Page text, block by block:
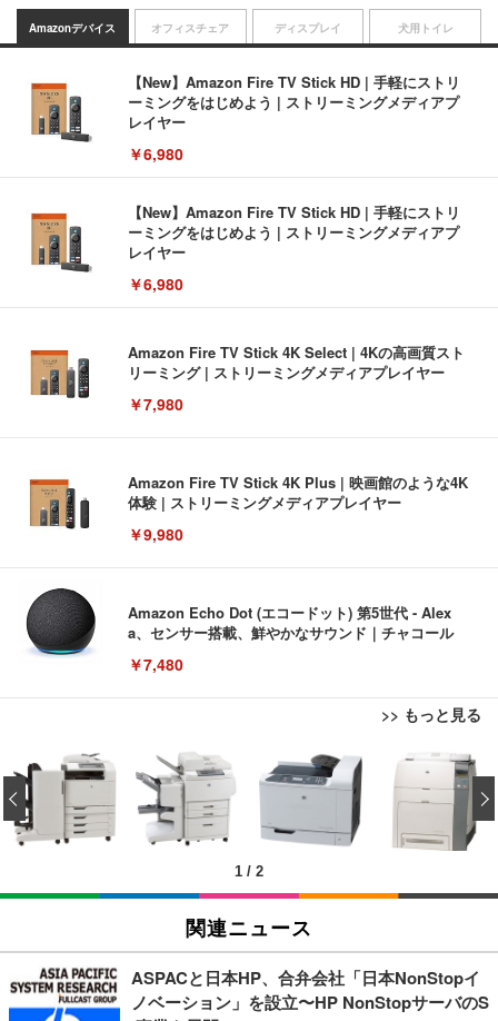
Amazonデバイス
【New】Amazon Fire TV Stick HD | 手軽にストリ
ーミングをはじめよう | ストリーミングメディアプ
レイヤー
￥6,980
【New】Amazon Fire TV Stick HD | 手軽にストリ
ーミングをはじめよう | ストリーミングメディアプ
レイヤー
￥6,980
Amazon Fire TV Stick 4K Select | 4Kの高画質スト
リーミング | ストリーミングメディアプレイヤー
￥7,980
Amazon Fire TV Stick 4K Plus | 映画館のような4K
体験 | ストリーミングメディアプレイヤー
￥9,980
Amazon Echo Dot (エコードット) 第5世代 - Alex
a、センサー搭載、鮮やかなサウンド｜チャコール
￥7,480
>> もっと見る
オフィスチェア
[EdoErgo] オフィスチェア 椅子 テレワーク 疲れな
い 跳ね上げ式アームレスト コンパクト 約105度ロッ
キング pc 事務椅子 360度回転 座面昇降 強化ナイロ
ン樹脂ベース 通気性メッシュ 在宅ワーク H-WY01
(黒網+黒枠+黒足)
￥5,699
SIHOO B100 オフィスチェア／デスクチェア メッシ
ュチェア 人間工学 疲れない ブラック
￥27,999
ディスプレイ
EIZO ビジネス向けプレミアムモニター | FlexScan
EV3240X-WT | 31.5型4K UHD・USB Type-C・ホワ
イト
￥105,595
EIZO ビジネス向けプレミアムモニター | FlexScan
￥109,572
犬用トイレ
Amazonベーシック ペットシーツ 薄型 レギュラー 1
回使い捨て 無香料 ホワイト 300枚
￥3,373
Amazonベーシック ペットシーツ 厚型 ワイド 42枚
x2袋(84枚) ホワイト(吸収面:ライトブルー)
￥3,234
1 / 2
‹
関連ニュース
ASPACと日本HP、合弁会社「日本NonStopイ
ノベーション」を設立〜HP NonStopサーバのS